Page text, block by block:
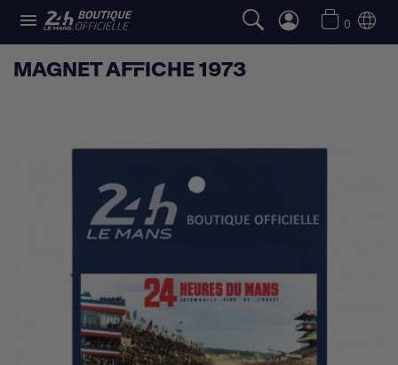
 0
MAGNET AFFICHE 1973